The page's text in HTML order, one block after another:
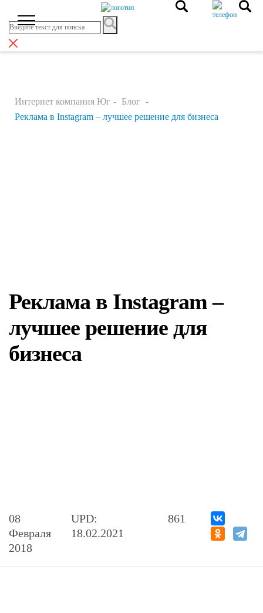
Интернет компания Юг
Блог
Реклама в Instagram – лучшее решение для бизнеса
Реклама в Instagram –
лучшее решение для
бизнеса
08
Февраля
2018
UPD:
18.02.2021
861